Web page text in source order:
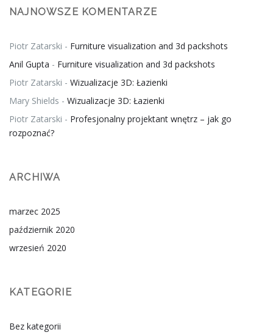
NAJNOWSZE KOMENTARZE
Piotr Zatarski - Furniture visualization and 3d packshots
Anil Gupta - Furniture visualization and 3d packshots
Piotr Zatarski - Wizualizacje 3D: Łazienki
Mary Shields - Wizualizacje 3D: Łazienki
Piotr Zatarski - Profesjonalny projektant wnętrz – jak go
rozpoznać?
ARCHIWA
marzec 2025
październik 2020
wrzesień 2020
KATEGORIE
Bez kategorii